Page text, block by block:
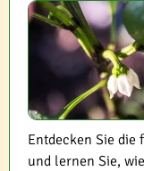
Entdecken Sie die
und lernen Sie,